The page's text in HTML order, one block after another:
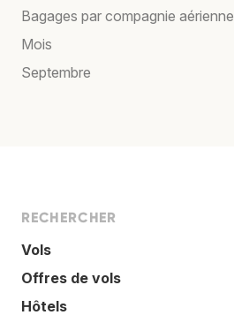
Bagages par compagnie aérienne
Mois
Septembre
RECHERCHER
Vols
Offres de vols
Hôtels